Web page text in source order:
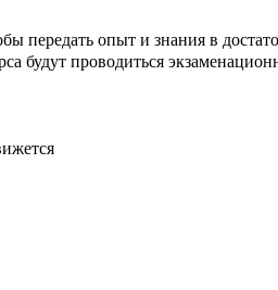
опыт и знания в
проводиться